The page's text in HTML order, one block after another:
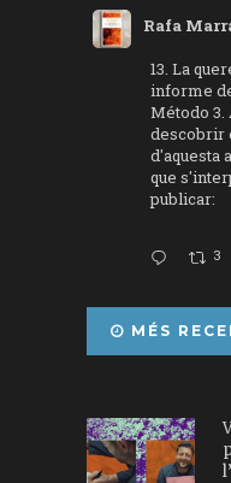
Rafa
13. La
informe
Método 3.
descobrir
d'aquesta
que
publicar:
3
MÉS